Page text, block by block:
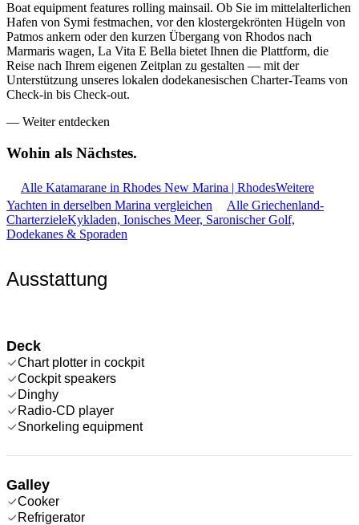
Boat equipment features rolling mainsail. Ob Sie im mittelalterlichen
Hafen von Symi festmachen, vor den klostergekrönten Hügeln von
Patmos ankern oder den kurzen Übergang von Rhodos nach
Marmaris wagen, La Vita E Bella bietet Ihnen die Plattform, die
Reise nach Ihrem eigenen Zeitplan zu gestalten — mit der
Unterstützung unseres lokalen dodekanesischen Charter-Teams von
Check-in bis Check-out.
— Weiter entdecken
Wohin als Nächstes.
Alle Katamarane in Rhodes New Marina | RhodesWeitere
Yachten in derselben Marina vergleichen
Alle Griechenland-
CharterzieleKykladen, Ionisches Meer, Saronischer Golf,
Dodekanes & Sporaden
Ausstattung
Deck
Chart plotter in cockpit
Cockpit speakers
Dinghy
Radio-CD player
Snorkeling equipment
Galley
Cooker
Refrigerator